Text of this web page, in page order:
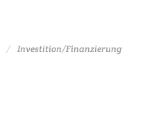
Investition/Finanzierung